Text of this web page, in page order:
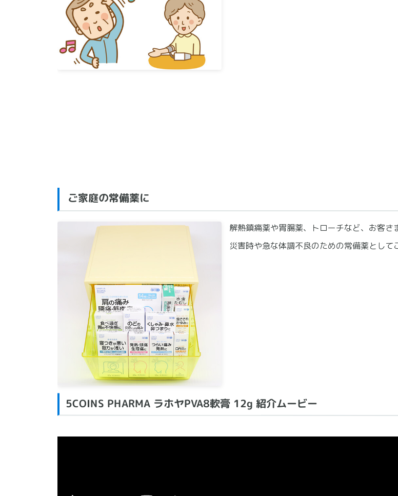
ご家庭の常備薬に
解熱鎮痛薬や胃腸薬、トローチなど、お客さ
災害時や急な体調不良のための常備薬として
5COINS PHARMA ラホヤPVA8軟膏 12g 紹介ムービー